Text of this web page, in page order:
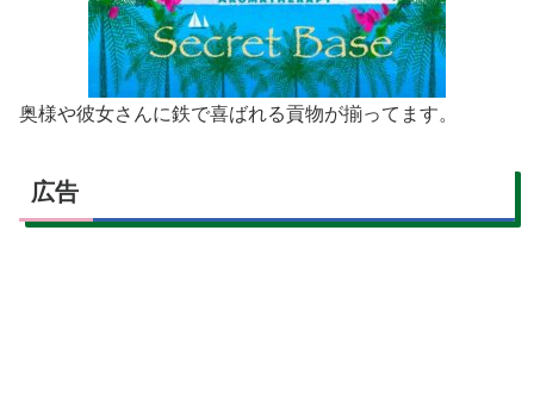
奥様や彼女さんに鉄で喜ばれる貢物が揃ってます。
広告